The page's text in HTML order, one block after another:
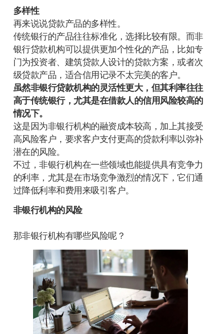
多样性
再来说说贷款产品的多样性。
传统银行的产品往往标准化，选择比较有限。而非
银行贷款机构可以提供更加个性化的产品，比如专
门为投资者、建筑贷款人设计的贷款方案，或者次
级贷款产品，适合信用记录不太完美的客户。
虽然非银行贷款机构的灵活性更大，但其利率往往
高于传统银行，尤其是在借款人的信用风险较高的
情况下。
这是因为非银行机构的融资成本较高，加上其接受
高风险客户，要求客户支付更高的贷款利率以弥补
潜在的风险。
不过，非银行机构在一些领域也能提供具有竞争力
的利率，尤其是在市场竞争激烈的情况下，它们通
过降低利率和费用来吸引客户。
非银行机构的风险
那非银行机构有哪些风险呢？